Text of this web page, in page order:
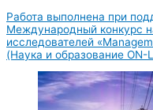
Работа выполнена при
Международный конкурс
исследователей
(Наука и образование ON-